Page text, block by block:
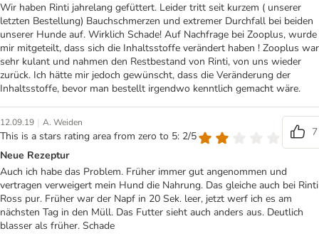
Wir haben Rinti jahrelang gefüttert. Leider tritt seit kurzem ( unserer
letzten Bestellung) Bauchschmerzen und extremer Durchfall bei beiden
unserer Hunde auf. Wirklich Schade! Auf Nachfrage bei Zooplus, wurde
mir mitgeteilt, dass sich die Inhaltsstoffe verändert haben ! Zooplus war
sehr kulant und nahmen den Restbestand von Rinti, von uns wieder
zurück. Ich hätte mir jedoch gewünscht, dass die Veränderung der
Inhaltsstoffe, bevor man bestellt irgendwo kenntlich gemacht wäre.
12.09.19 | A. Weiden
This is a stars rating area from zero to 5: 2/5
7
Neue Rezeptur
Auch ich habe das Problem. Früher immer gut angenommen und
vertragen verweigert mein Hund die Nahrung. Das gleiche auch bei Rinti
Ross pur. Früher war der Napf in 20 Sek. leer, jetzt werf ich es am
nächsten Tag in den Müll. Das Futter sieht auch anders aus. Deutlich
blasser als früher. Schade